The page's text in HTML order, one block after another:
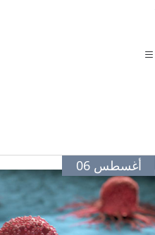
أغسطس 06